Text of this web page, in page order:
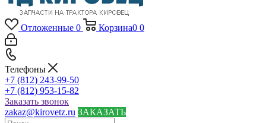
Отложенные 0 Корзина0 0
Телефоны
+7 (812) 243-99-50
+7 (812) 953-15-82
Заказать звонок
zakaz@kirovetz.ru ЗАКАЗАТЬ